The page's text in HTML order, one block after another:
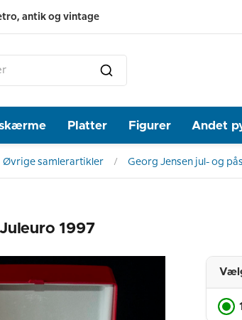
antik og vintage
Platter Figurer Andet
Øvrige samlerartikler Georg Jensen jul- og
1997